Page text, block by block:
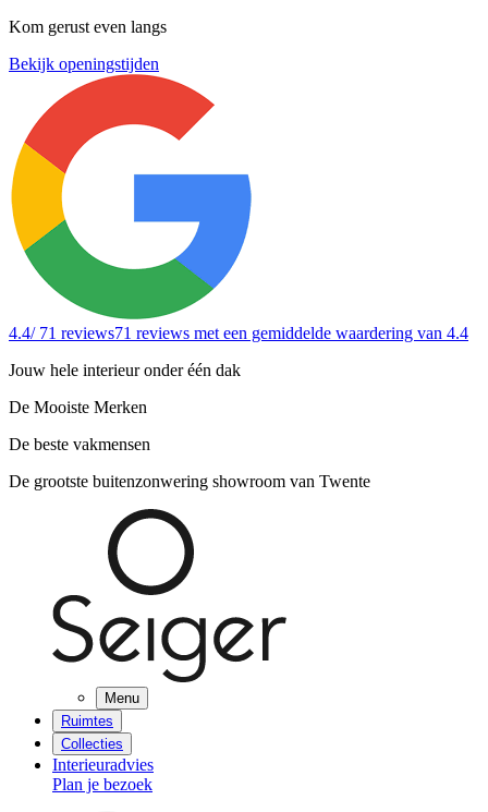
Kom gerust even langs
Bekijk openingstijden
4.4/ 71 reviews71 reviews met een gemiddelde waardering van 4.4
Jouw hele interieur onder één dak
De Mooiste Merken
De beste vakmensen
De grootste buitenzonwering showroom van Twente
Menu
Ruimtes
Collecties
Interieuradvies
Plan je bezoek